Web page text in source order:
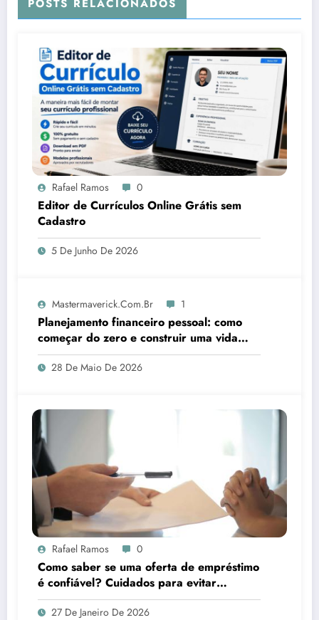
POSTS RELACIONADOS
Rafael Ramos 0
Editor de Currículos Online Grátis sem
Cadastro
5 De Junho De 2026
Mastermaverick.com.br 1
Planejamento financeiro pessoal: como
começar do zero e construir uma vida
financeira sólida
28 De Maio De 2026
Rafael Ramos 0
Como saber se uma oferta de empréstimo
é confiável? Cuidados para evitar
armadilhas
27 De Janeiro De 2026